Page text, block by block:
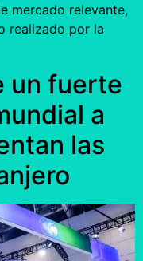
mercado relevante,
realizado por la
un fuerte
a
las